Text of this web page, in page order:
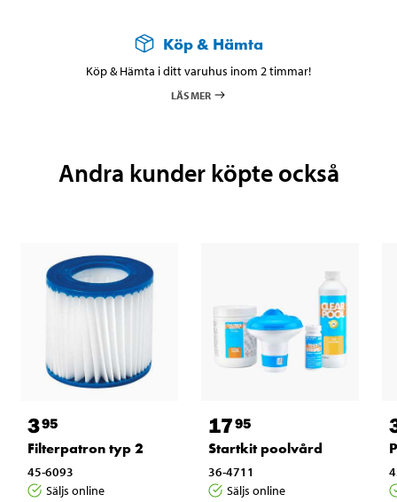
Köp & Hämta
Köp & Hämta i ditt varuhus inom 2 timmar!
LÄS MER
Andra kunder köpte också
395
Filterpatron typ 2
45-6093
Säljs online
1795
Startkit poolvård
36-4711
Säljs online